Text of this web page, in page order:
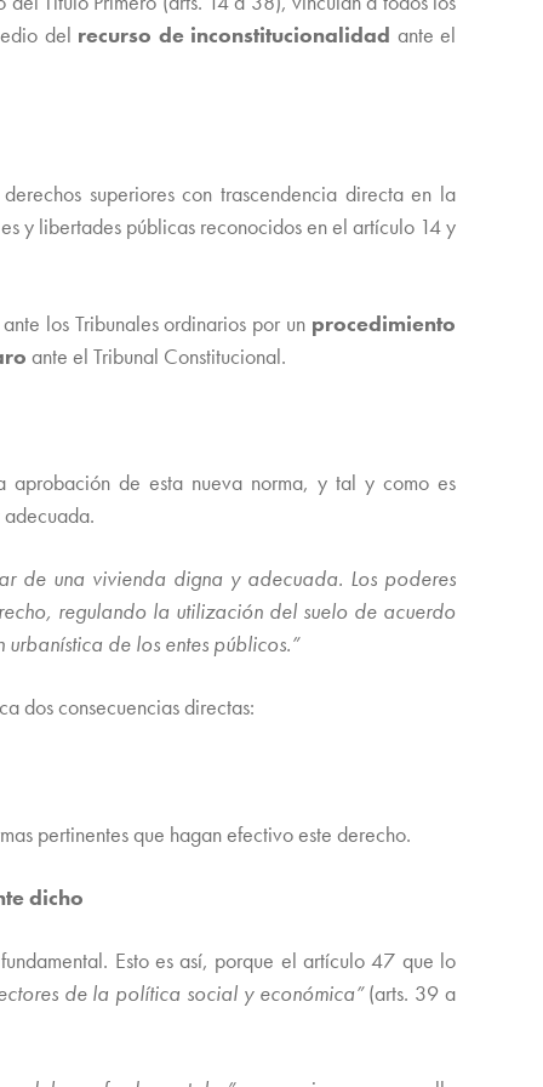
del recurso de inconstitucionalidad ante el
superiores con trascendencia directa en la
y libertades públicas reconocidos en el artículo 14 y
los Tribunales ordinarios por un procedimiento
ante el Tribunal Constitucional.
de esta nueva norma, y tal y como es
de una vivienda digna y adecuada. Los poderes
regulando la utilización del suelo de acuerdo
de los entes públicos.”
dos consecuencias directas:
pertinentes que hagan efectivo este derecho.
dicho
Esto es así, porque el artículo 47 que lo
de la política social y económica”(arts. 39 a